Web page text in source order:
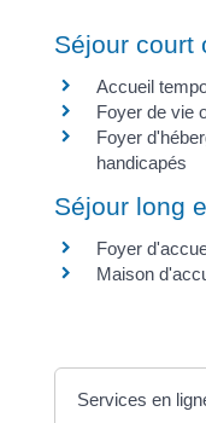
Séjour court
Accueil
Foyer de vie
Foyer
handicapés
Séjour long
Foyer
Maison
Services en